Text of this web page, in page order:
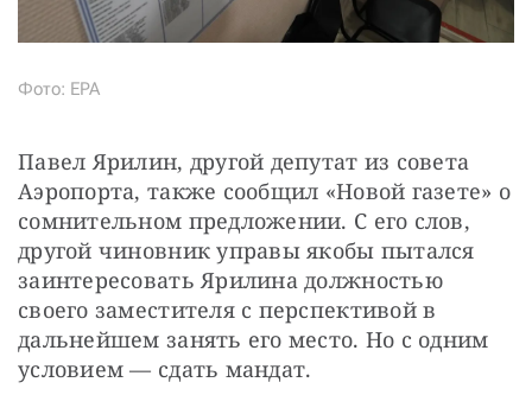
Фото: EPA
Павел Ярилин, другой депутат из совета
Аэропорта, также сообщил «Новой газете» о
сомнительном предложении. С его слов,
другой чиновник управы якобы пытался
заинтересовать Ярилина должностью
своего заместителя с перспективой в
дальнейшем занять его место. Но с одним
условием — сдать мандат.